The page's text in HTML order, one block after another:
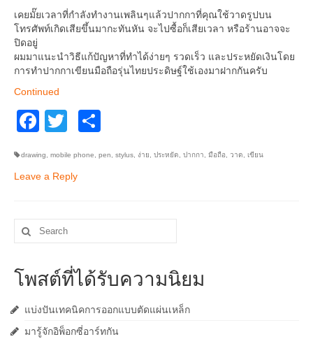
อื่นๆ
เคยมั๊ยเวลาที่กำลังทำงานเพลินๆแล้วปากกาที่คุณใช้วาดรูปบน
โทรศัพท์เกิดเสียขึ้นมากะทันหัน จะไปซื้อก็เสียเวลา หรือร้านอาจจะ
ปิดอยู่
ผมมาแนะนำวิธีแก้ปัญหาที่ทำได้ง่ายๆ รวดเร็ว และประหยัดเงินโดย
การทำปากกาเขียนมือถือรุ่นไทยประดิษฐ์ใช้เองมาฝากกันครับ
Continued
Facebook
Twitter
drawing mobile phone pen stylus ง่าย ประหยัด ปากกา มือถือ วาด เขียน
Leave a Reply
Search
for:
โพสต์ที่ได้รับความนิยม
แบ่งปันเทคนิคการออกแบบตัดแผ่นเหล็ก
มารู้จักอิพ็อกซี่อาร์ทกัน